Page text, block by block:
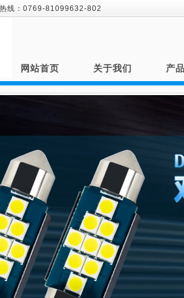
线：0769-81099632-802
网站首页 关于我们 产